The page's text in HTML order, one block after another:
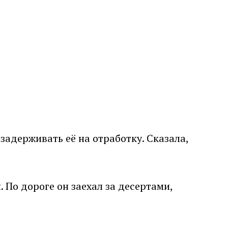
её на отработку. Сказала,
дороге он заехал за десертами,